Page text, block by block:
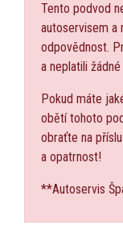
Tento podvod
autoservisem a
odpovědnost.
a neplatili
Pokud máte
obětí tohoto
obraťte na
a opatrnost!
**Autoservis